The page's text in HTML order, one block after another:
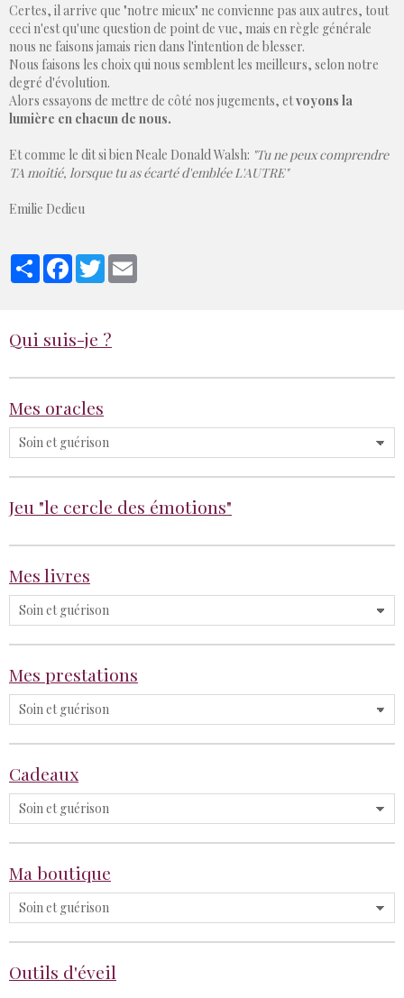
Certes, il arrive que "notre mieux" ne convienne pas aux autres, tout
ceci n'est qu'une question de point de vue, mais en règle générale
nous ne faisons jamais rien dans l'intention de blesser.
Nous faisons les choix qui nous semblent les meilleurs, selon notre
degré d'évolution.
Alors essayons de mettre de côté nos jugements, etvoyons la
lumière en chacun de nous.
Et comme le dit si bien Neale Donald Walsh: "Tu ne peux comprendre
TA moitié, lorsque tu as écarté d'emblée L'AUTRE"
Emilie Dedieu
PartagerFacebook
Twitter
Qui suis-je ?
Mes oracles
Jeu "le cercle des émotions"
Mes livres
Mes prestations
Cadeaux
Ma boutique
Outils d'éveil